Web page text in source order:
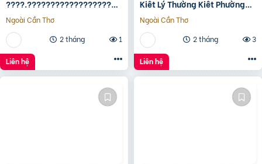
????.????????????????????,
???????????????? ????
ộ???? ????????ấ????, ????
ó???? ???? ????ặ????
????????ề????
????????????, ????????á
????.???? ????ỷ
Ngoài Cần Thơ
2 tháng
1
Liên hệ
Kiêt Lý Thường Kiêt Phường
nam Đông Hà Quảng Trị
Ngoài Cần Thơ
2 tháng
3
Liên hệ